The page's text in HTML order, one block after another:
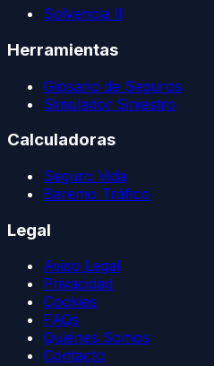
Solvencia II
Herramientas
Glosario de Seguros
Simulador Siniestro
Calculadoras
Seguro Vida
Baremo Tráfico
Legal
Aviso Legal
Privacidad
Cookies
FAQs
Quiénes Somos
Contacto